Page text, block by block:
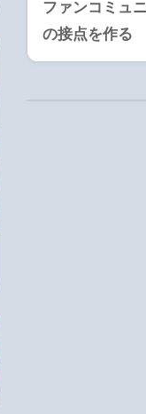
ファンコミュ
の接点を作る